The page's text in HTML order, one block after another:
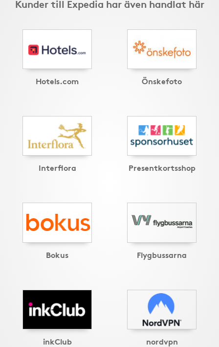
Kunder till Expedia har även handlat här
Hotels.com Önskefoto
Interflora Presentkortsshop
Bokus Flygbussarna
inkClub nordvpn